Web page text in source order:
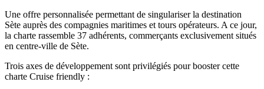
Une offre personnalisée permettant de singulariser la destination
Sète auprès des compagnies maritimes et tours opérateurs. A ce jour,
la charte rassemble 37 adhérents, commerçants exclusivement situés
en centre-ville de Sète.
Trois axes de développement sont privilégiés pour booster cette
charte Cruise friendly :